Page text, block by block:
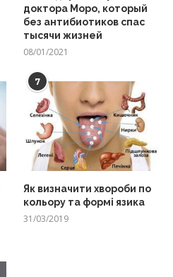
доктора Моро, который
без антибиотиков спас
тысячи жизней
08/01/2021
7
Як визначити хвороби по
кольору та формі язика
31/03/2019